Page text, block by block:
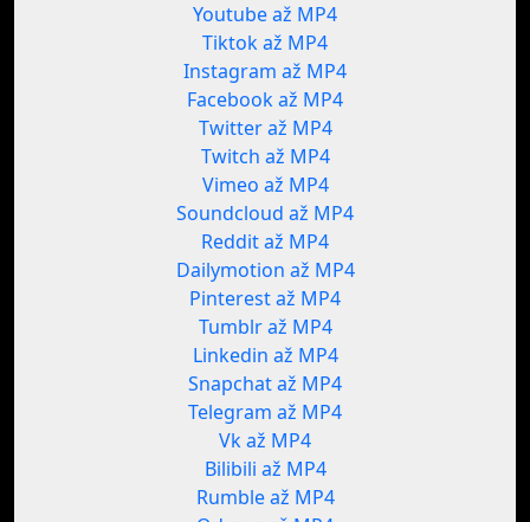
Youtube až MP4
Tiktok až MP4
Instagram až MP4
Facebook až MP4
Twitter až MP4
Twitch až MP4
Vimeo až MP4
Soundcloud až MP4
Reddit až MP4
Dailymotion až MP4
Pinterest až MP4
Tumblr až MP4
Linkedin až MP4
Snapchat až MP4
Telegram až MP4
Vk až MP4
Bilibili až MP4
Rumble až MP4